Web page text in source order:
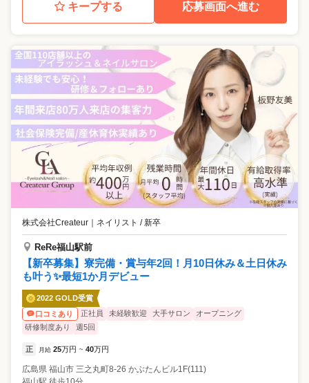
キープする 応募画面へ進む
株式会社Createur ｜ ネイリスト / 新卒
ReRe福山駅前
【新卒募集】寮完備・賞与年2回！月10日休み＆土日休み
も叶う✨最短1か月デビュー
2022 GOLD受賞
口コミあり
正社員 未経験歓迎 大手サロン
オープニング
研修制度あり
週5回
正 月給 25万円 ~ 40万円
広島県 福山市 三之丸町8-26 かぶたんビル1F(111)